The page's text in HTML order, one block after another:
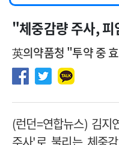
[인제대학교해운대백병원] 치
[서울아산병원] 2026년 하반기
"체중감량 주사,
英의약품청 "투약 중
(런던=연합뉴스) 김지
주사'로 불리는 체중